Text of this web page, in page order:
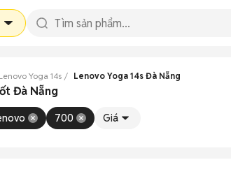
Lenovo Yoga 14s Lenovo Yoga 14s Đà Nẵng
Đà Nẵng
700 Giá